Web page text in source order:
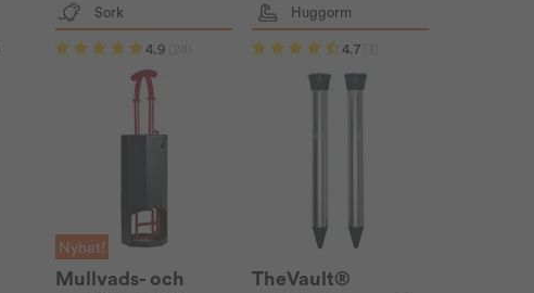
Sork
4.9
Nyhet!
Mullvads- och
Huggorm
4.7
TheVault®